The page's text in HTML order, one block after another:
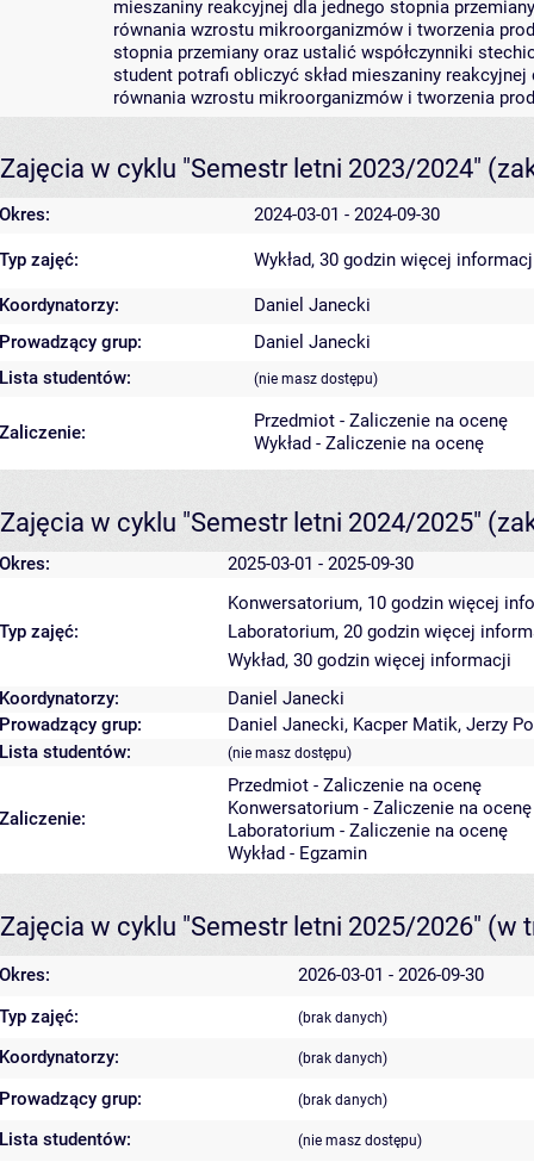
mieszaniny reakcyjnej dla jednego stopnia
równania wzrostu mikroorganizmów i tworzenia
stopnia przemiany oraz ustalić współczynniki
student potrafi obliczyć skład mieszaniny
równania wzrostu mikroorganizmów i tworzenia
Zajęcia w cyklu "Semestr letni 2023/2024"
Okres: 2024-03-01 - 2024-09-30
Typ zajęć: Wykład, 30 godzin więcej
Koordynatorzy:
Daniel Janecki
Prowadzący grup:
Daniel Janecki
Lista studentów:
(nie masz dostępu)
Zaliczenie:
Przedmiot - Zaliczenie na ocenę
Wykład - Zaliczenie na ocenę
Zajęcia w cyklu "Semestr letni 2024/2025"
Okres: 2025-03-01 - 2025-09-30
Typ zajęć:
Konwersatorium, 10 godzin więcej
Laboratorium, 20 godzin więcej
Wykład, 30 godzin więcej informacji
Koordynatorzy:
Daniel Janecki
Prowadzący grup:
Daniel Janecki, Kacper Matik, Jerzy
Lista studentów:
(nie masz dostępu)
Zaliczenie:
Przedmiot - Zaliczenie na ocenę
Konwersatorium - Zaliczenie na ocenę
Laboratorium - Zaliczenie na ocenę
Wykład - Egzamin
Zajęcia w cyklu "Semestr letni 2025/2026" (w
Okres:
2026-03-01 - 2026-09-30
Typ zajęć:
(brak danych)
Koordynatorzy: (brak danych)
Prowadzący grup: (brak danych)
Lista studentów: (nie masz dostępu)